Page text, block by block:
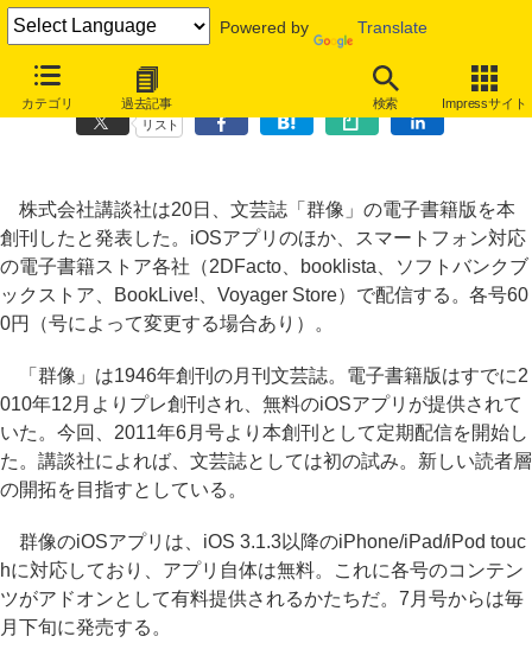
Powered by Translate
カテゴリ 過去記事 検索 Impressサイト
講談社、「群像」電子書籍版を本創刊、文芸誌として初の試み
リスト
株式会社講談社は20日、文芸誌「群像」の電子書籍版を本
創刊したと発表した。iOSアプリのほか、スマートフォン対応
の電子書籍ストア各社（2DFacto、booklista、ソフトバンクブ
ックストア、BookLive!、Voyager Store）で配信する。各号60
0円（号によって変更する場合あり）。
「群像」は1946年創刊の月刊文芸誌。電子書籍版はすでに2
010年12月よりプレ創刊され、無料のiOSアプリが提供されて
いた。今回、2011年6月号より本創刊として定期配信を開始し
た。講談社によれば、文芸誌としては初の試み。新しい読者層
の開拓を目指すとしている。
群像のiOSアプリは、iOS 3.1.3以降のiPhone/iPad/iPod touc
hに対応しており、アプリ自体は無料。これに各号のコンテン
ツがアドオンとして有料提供されるかたちだ。7月号からは毎
月下旬に発売する。